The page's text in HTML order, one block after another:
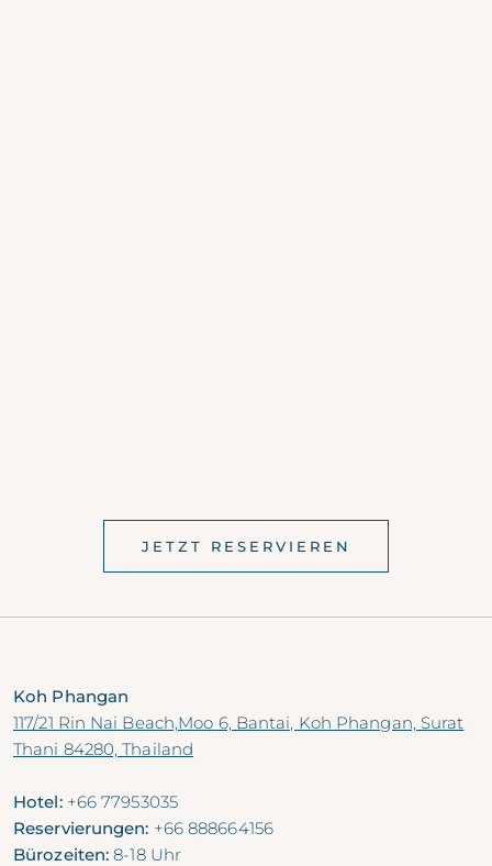
JETZT RESERVIEREN
Koh Phangan
117/21 Rin Nai Beach,Moo 6, Bantai, Koh Phangan, Surat
Thani 84280, Thailand
Hotel: +66 77953035
Reservierungen: +66 888664156
Bürozeiten: 8-18 Uhr